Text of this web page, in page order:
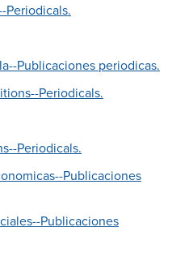
Periodicals.
Publicaciones periodicas.
Periodicals.
Periodicals.
Publicaciones
Publicaciones